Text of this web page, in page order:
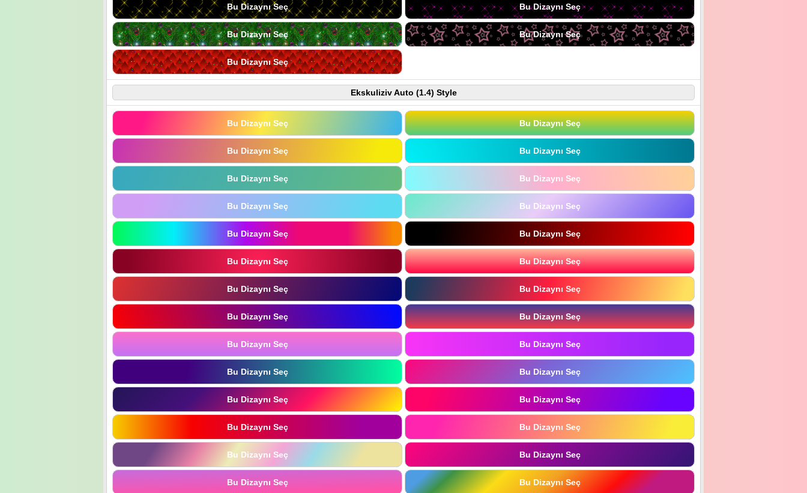
Bu Dizaynı Seç Bu Dizaynı Seç
Bu Dizaynı Seç Bu Dizaynı Seç
Bu Dizaynı Seç
Ekskuliziv Auto (1.4) Style
Bu Dizaynı Seç Bu Dizaynı Seç
Bu Dizaynı Seç Bu Dizaynı Seç
Bu Dizaynı Seç Bu Dizaynı Seç
Bu Dizaynı Seç Bu Dizaynı Seç
Bu Dizaynı Seç Bu Dizaynı Seç
Bu Dizaynı Seç Bu Dizaynı Seç
Bu Dizaynı Seç Bu Dizaynı Seç
Bu Dizaynı Seç Bu Dizaynı Seç
Bu Dizaynı Seç Bu Dizaynı Seç
Bu Dizaynı Seç Bu Dizaynı Seç
Bu Dizaynı Seç Bu Dizaynı Seç
Bu Dizaynı Seç Bu Dizaynı Seç
Bu Dizaynı Seç Bu Dizaynı Seç
Bu Dizaynı Seç Bu Dizaynı Seç